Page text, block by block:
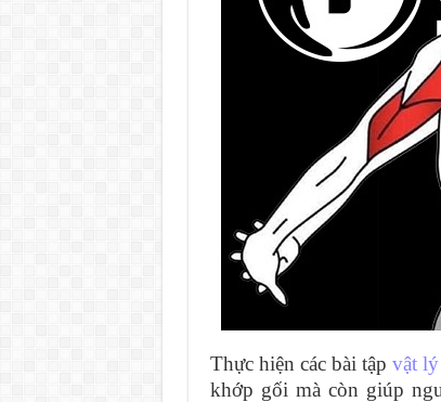
Thực hiện các bài tậpvật
khớp gối mà còn giúp